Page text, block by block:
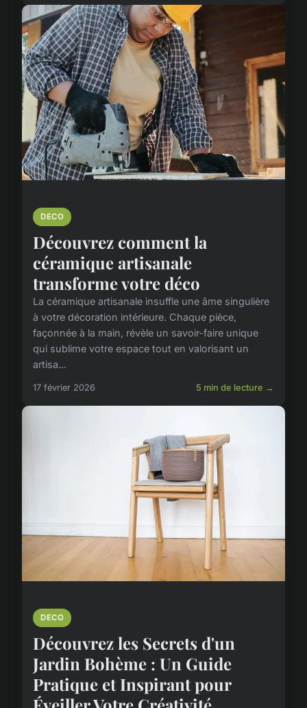
DECO
Découvrez comment la
céramique artisanale
transforme votre déco
La céramique artisanale insuffle une âme singulière
à votre décoration intérieure. Chaque pièce,
façonnée à la main, révèle un savoir-faire unique
qui sublime votre espace tout en valorisant un
artisa...
17 février 2026 5 min de lecture →
DECO
Découvrez les Secrets d'un
Jardin Bohème : Un Guide
Pratique et Inspirant pour